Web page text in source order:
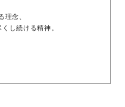
理念、
し続ける精神。